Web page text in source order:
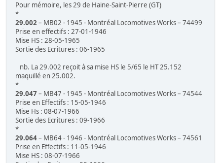
Pour mémoire, les 29 de Haine-Saint-Pierre (GT)
*
29.002– MB02 - 1945 - Montréal Locomotives Works – 74499
Prise en effectifs : 27-01-1946
Mise HS : 28-05-1965
Sortie des Ecritures : 06-1965
nb. La 29.002 reçoit à sa mise HS le 5/65 le HT 25.152
maquillé en 25.002.
*
29.047– MB47 - 1945 - Montréal Locomotives Works – 74544
Prise en Effectifs : 15-05-1946
Mise Hs : 08-07-1966
Sortie des Ecritures : 09-1966
*
29.064– MB64 - 1946 - Montréal Locomotives Works – 74561
Prise en Effectifs : 11-05-1946
Mise HS : 08-07-1966